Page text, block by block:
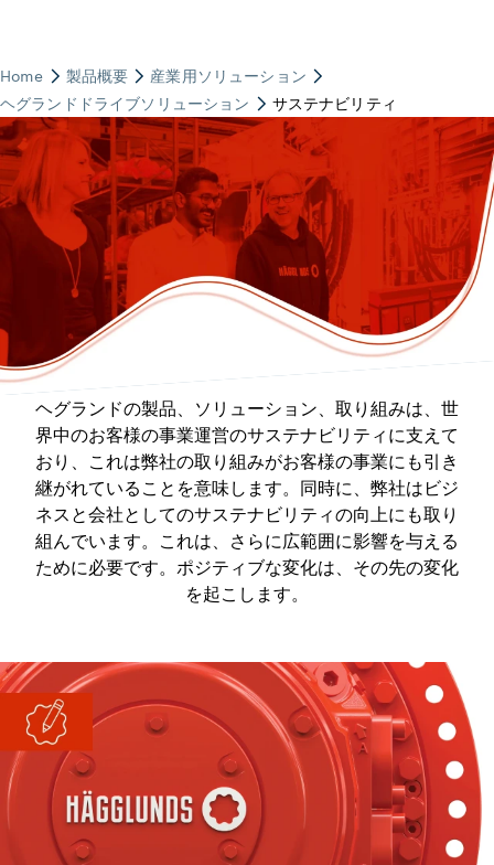
ヘグランドの製品、ソリューション、取り組みは、世
界中のお客様の事業運営のサステナビリティに支えて
おり、これは弊社の取り組みがお客様の事業にも引き
継がれていることを意味します。同時に、弊社はビジ
ネスと会社としてのサステナビリティの向上にも取り
組んでいます。これは、さらに広範囲に影響を与える
ために必要です。ポジティブな変化は、その先の変化
を起こします。